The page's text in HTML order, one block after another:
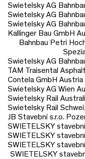
Swietelsky AG
Swietelsky AG
Swietelsky AG
Kallinger Bau GmbH
Bahnbau Petri
Swietelsky AG
TAM Traisental
Contela GmbH Austria
Swietelsky AG Wien
Swietelsky Rail
Swietelsky Rail
JB Stavební s.r.o.
SWIETELSKY
SWIETELSKY
SWIETELSKY
SWIETELSKY